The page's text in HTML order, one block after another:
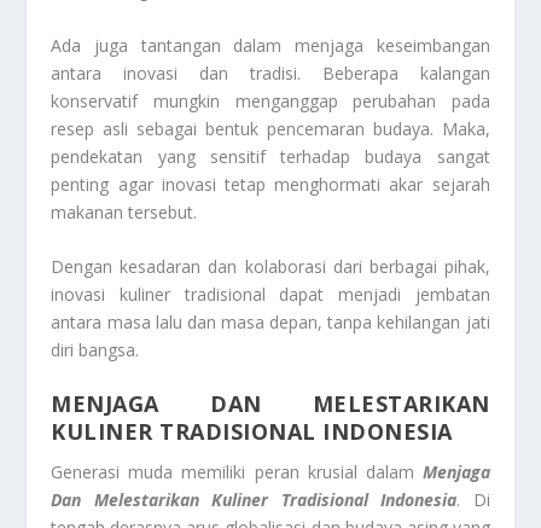
Ada juga tantangan dalam menjaga keseimbangan
antara inovasi dan tradisi. Beberapa kalangan
konservatif mungkin menganggap perubahan pada
resep asli sebagai bentuk pencemaran budaya. Maka,
pendekatan yang sensitif terhadap budaya sangat
penting agar inovasi tetap menghormati akar sejarah
makanan tersebut.
Dengan kesadaran dan kolaborasi dari berbagai pihak,
inovasi kuliner tradisional dapat menjadi jembatan
antara masa lalu dan masa depan, tanpa kehilangan jati
diri bangsa.
MENJAGA DAN MELESTARIKAN
KULINER TRADISIONAL INDONESIA
Generasi muda memiliki peran krusial dalam Menjaga
Dan Melestarikan Kuliner Tradisional Indonesia. Di